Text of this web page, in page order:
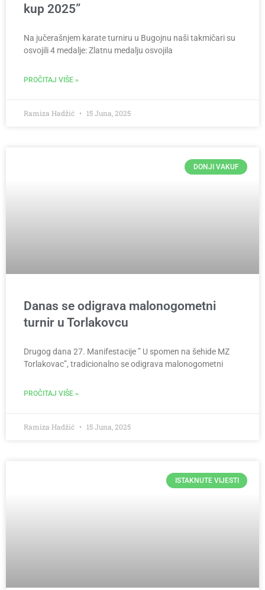
kup 2025”
Na jučerašnjem karate turniru u Bugojnu naši takmičari su
osvojili 4 medalje: Zlatnu medalju osvojila
PROČITAJ VIŠE »
Ramiza Hadžić 15 Juna, 2025
DONJI VAKUF
Danas se odigrava malonogometni
turnir u Torlakovcu
Drugog dana 27. Manifestacije ” U spomen na šehide MZ
Torlakovac”, tradicionalno se odigrava malonogometni
PROČITAJ VIŠE »
Ramiza Hadžić 15 Juna, 2025
ISTAKNUTE VIJESTI